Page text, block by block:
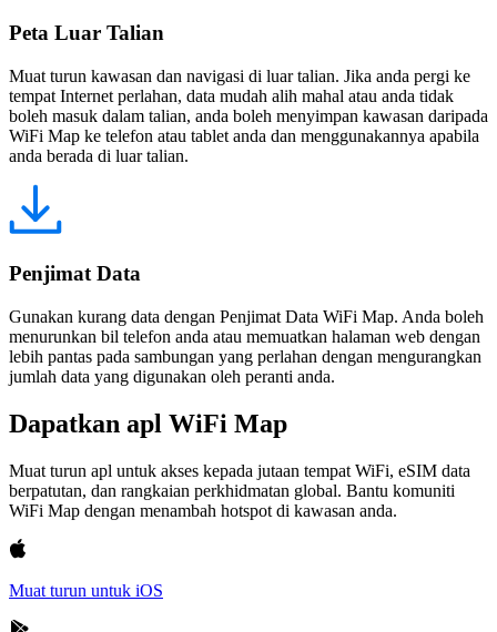
Peta Luar Talian
Muat turun kawasan dan navigasi di luar talian. Jika anda pergi ke
tempat Internet perlahan, data mudah alih mahal atau anda tidak
boleh masuk dalam talian, anda boleh menyimpan kawasan daripada
WiFi Map ke telefon atau tablet anda dan menggunakannya apabila
anda berada di luar talian.
Penjimat Data
Gunakan kurang data dengan Penjimat Data WiFi Map. Anda boleh
menurunkan bil telefon anda atau memuatkan halaman web dengan
lebih pantas pada sambungan yang perlahan dengan mengurangkan
jumlah data yang digunakan oleh peranti anda.
Dapatkan apl WiFi Map
Muat turun apl untuk akses kepada jutaan tempat WiFi, eSIM data
berpatutan, dan rangkaian perkhidmatan global. Bantu komuniti
WiFi Map dengan menambah hotspot di kawasan anda.
Muat turun untuk iOS